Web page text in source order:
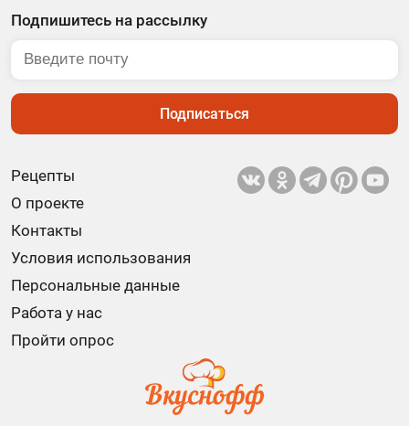
Рецепты
О проекте
Контакты
Условия использования
Персональные данные
Работа у нас
Пройти опрос
Подпишитесь на рассылку
Подписаться